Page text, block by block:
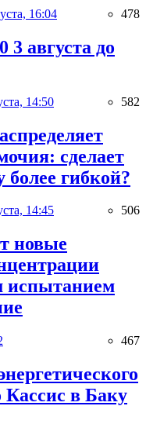
16:04 478
августа до
14:50 582
сделает
гибкой?
14:45 506
новые
467
в Баку